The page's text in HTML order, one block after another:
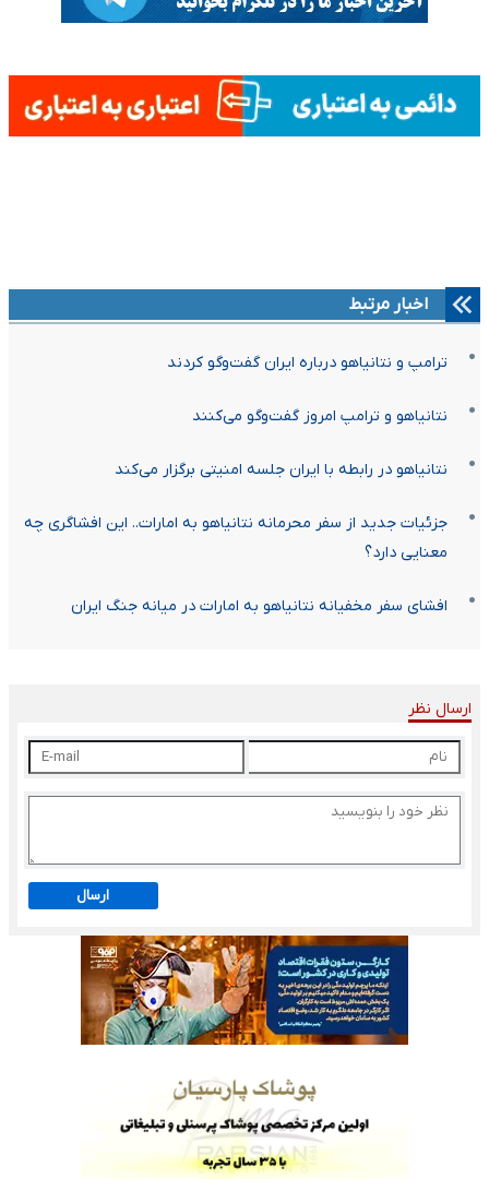
اخبار مرتبط
ترامپ و نتانیاهو درباره ایران گفت‌وگو کردند
نتانیاهو و ترامپ امروز گفت‌وگو می‌کنند
نتانیاهو در رابطه با ایران جلسه امنیتی برگزار می‌کند
جزئیات جدید از سفر محرمانه نتانیاهو به امارات.. این افشاگری چه
معنایی دارد؟
افشای سفر مخفیانه نتانیاهو به امارات در میانه جنگ ایران
ارسال نظر
ارسال